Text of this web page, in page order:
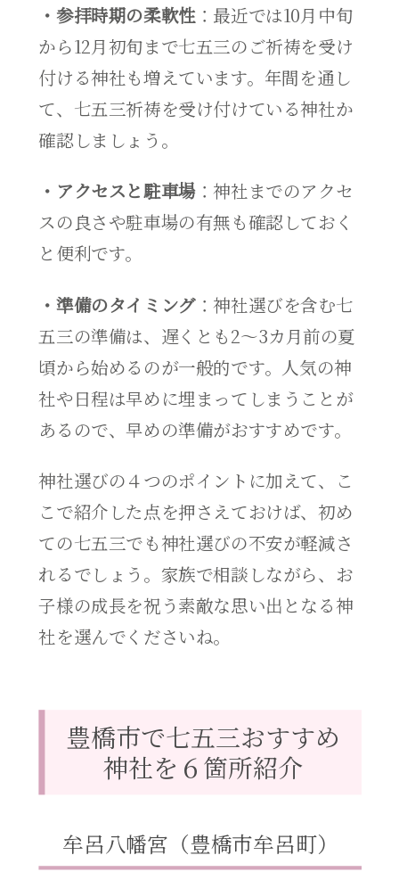
・参拝時期の柔軟性 ：最近では10月中旬
から12月初旬まで七五三のご祈祷を受け
付ける神社も増えています。年間を通し
て、七五三祈祷を受け付けている神社か
確認しましょう。
・アクセスと駐車場：神社までのアクセ
スの良さや駐車場の有無も確認しておく
と便利です。
・準備のタイミング：神社選びを含む七
五三の準備は、遅くとも2〜3カ月前の夏
頃から始めるのが一般的です。人気の神
社や日程は早めに埋まってしまうことが
あるので、早めの準備がおすすめです。
神社選びの４つのポイントに加えて、こ
こで紹介した点を押さえておけば、初め
ての七五三でも神社選びの不安が軽減さ
れるでしょう。家族で相談しながら、お
子様の成長を祝う素敵な思い出となる神
社を選んでくださいね。
豊橋市で七五三おすすめ
神社を６箇所紹介
牟呂八幡宮（豊橋市牟呂町）